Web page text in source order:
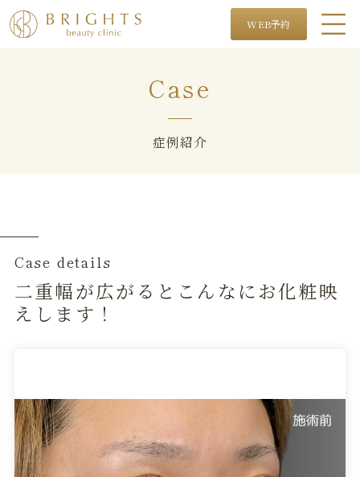
WEB予約
Case
症例紹介
Case details
二重幅が広がるとこんなにお化粧映
えします！